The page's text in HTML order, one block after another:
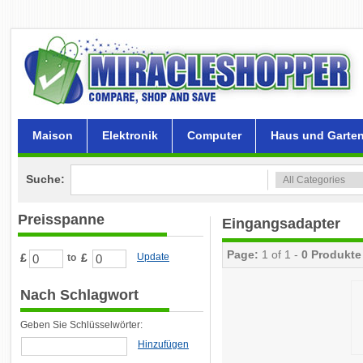
Maison Elektronik Computer Haus und
Suche:
Preisspanne
£ to £ Update
Nach Schlagwort
Geben Sie Schlüsselwörter:
Hinzufügen
Eingangsadapter
Page: 1 of 1 - 0 Produkte